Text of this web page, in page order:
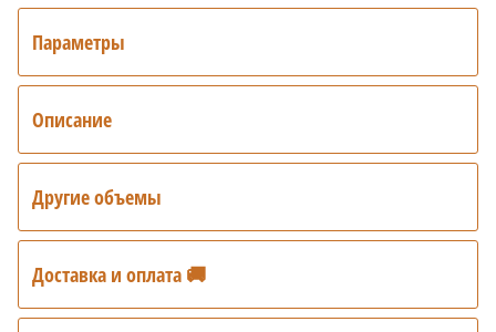
Параметры
Описание
Другие объемы
Доставка и оплата 🚚